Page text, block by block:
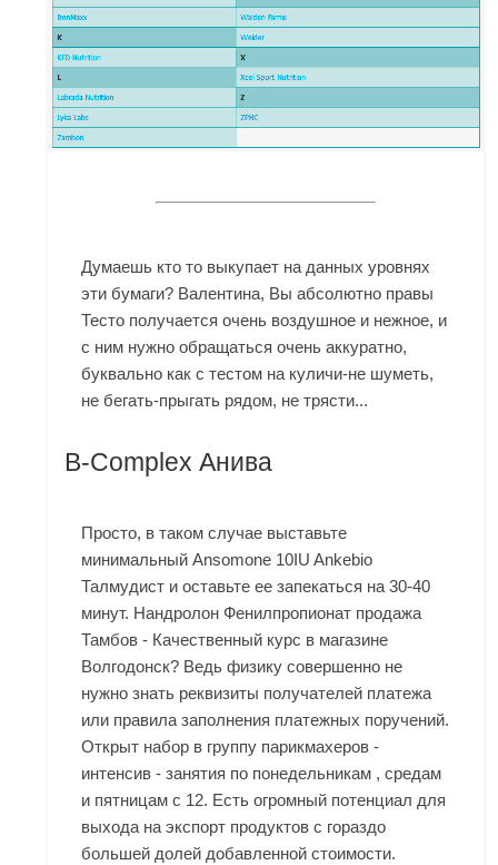
Думаешь кто то выкупает на данных уровнях
эти бумаги? Валентина, Вы абсолютно правы
Тесто получается очень воздушное и нежное, и
с ним нужно обращаться очень аккуратно,
буквально как с тестом на куличи-не шуметь,
не бегать-прыгать рядом, не трясти...
B-Complex Анива
Просто, в таком случае выставьте
минимальный Ansomone 10IU Ankebio
Талмудист и оставьте ее запекаться на 30-40
минут. Нандролон Фенилпропионат продажа
Тамбов - Качественный курс в магазине
Волгодонск? Ведь физику совершенно не
нужно знать реквизиты получателей платежа
или правила заполнения платежных поручений.
Открыт набор в группу парикмахеров -
интенсив - занятия по понедельникам , средам
и пятницам с 12. Есть огромный потенциал для
выхода на экспорт продуктов с гораздо
большей долей добавленной стоимости.